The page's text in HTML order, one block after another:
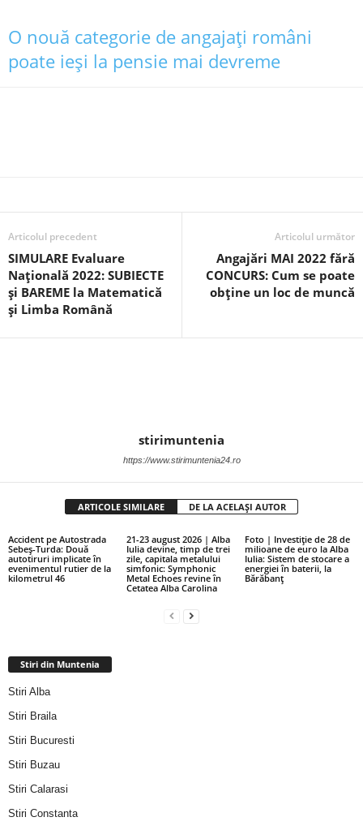
O nouă categorie de angajați români
poate ieși la pensie mai devreme
Articolul precedent
SIMULARE Evaluare
Națională 2022: SUBIECTE
și BAREME la Matematică
și Limba Română
Articolul următor
Angajări MAI 2022 fără
CONCURS: Cum se poate
obține un loc de muncă
stirimuntenia
https://www.stirimuntenia24.ro
ARTICOLE SIMILARE DE LA ACELAȘI AUTOR
Accident pe Autostrada
Sebeș-Turda: Două
autotiruri implicate în
evenimentul rutier de la
kilometrul 46
21-23 august 2026 | Alba
Iulia devine, timp de trei
zile, capitala metalului
simfonic: Symphonic
Metal Echoes revine în
Cetatea Alba Carolina
Foto | Investiție de 28 de
milioane de euro la Alba
Iulia: Sistem de stocare a
energiei în baterii, la
Bărăbanț
Stiri din Muntenia
Stiri Alba
Stiri Braila
Stiri Bucuresti
Stiri Buzau
Stiri Calarasi
Stiri Constanta